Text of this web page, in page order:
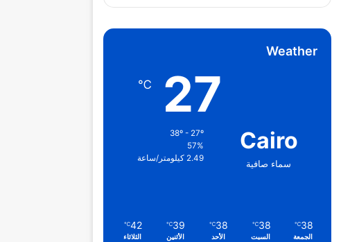
Weather
Cairo
سماء صافية
27
℃
38º - 27º
57%
2.49 كيلومتر/ساعة
38
℃
الجمعة
38
℃
السبت
38
℃
الأحد
39
℃
الأثنين
42
℃
الثلاثاء